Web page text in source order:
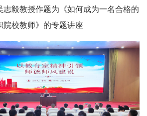
志毅教授作题为《如何成为一名合格的
院校教师》的专题讲座